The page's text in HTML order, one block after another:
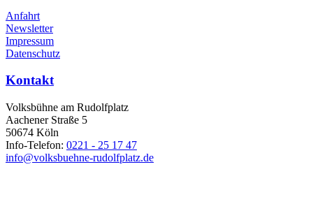
Anfahrt
Newsletter
Impressum
Datenschutz
Kontakt
Volksbühne am Rudolfplatz
Aachener Straße 5
50674 Köln
Info-Telefon: 0221 - 25 17 47
info@volksbuehne-rudolfplatz.de